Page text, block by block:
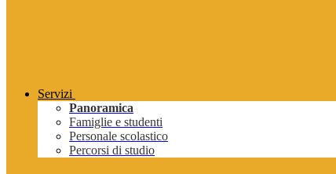
Servizi
Panoramica
Famiglie e studenti
Personale scolastico
Percorsi di studio